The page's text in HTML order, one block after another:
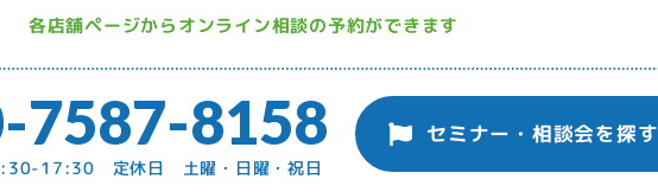
各店舗ページからオンライン相談の予約ができます
7587-8158
17:30 定休日 土曜・日曜・祝日
セミナー・相談会を探す